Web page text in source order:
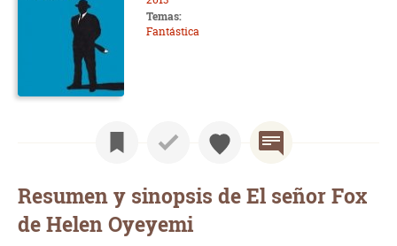
Temas:
Fantástica
Resumen y sinopsis de El señor Fox
de Helen Oyeyemi